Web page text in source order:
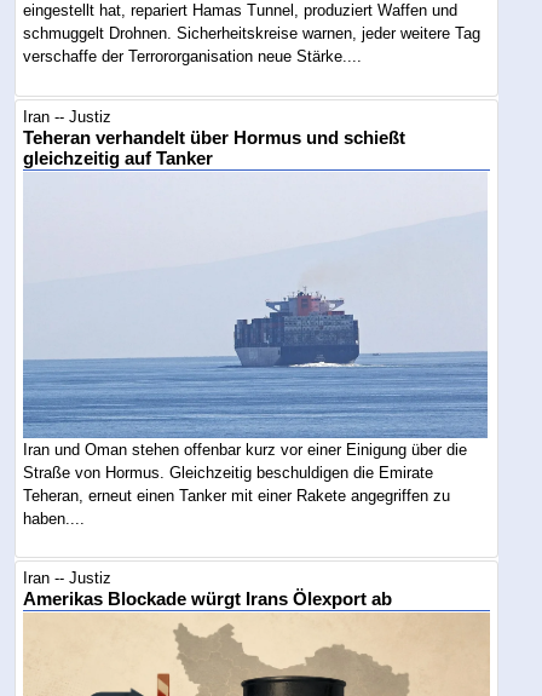
eingestellt hat, repariert Hamas Tunnel, produziert Waffen und
schmuggelt Drohnen. Sicherheitskreise warnen, jeder weitere Tag
verschaffe der Terrororganisation neue Stärke....
Iran -- Justiz
Teheran verhandelt über Hormus und schießt
gleichzeitig auf Tanker
Iran und Oman stehen offenbar kurz vor einer Einigung über die
Straße von Hormus. Gleichzeitig beschuldigen die Emirate
Teheran, erneut einen Tanker mit einer Rakete angegriffen zu
haben....
Iran -- Justiz
Amerikas Blockade würgt Irans Ölexport ab